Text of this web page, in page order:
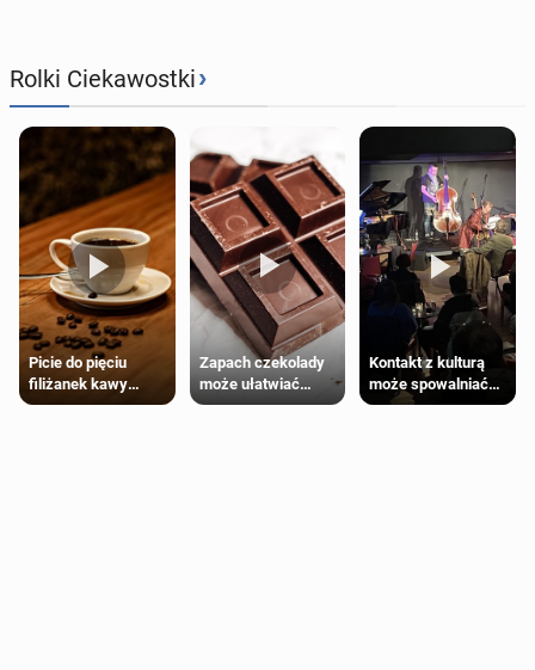
Rolki Ciekawostki›
Picie do pięciu
filiżanek kawy
dziennie jest
Zapach czekolady
może ułatwiać
trening siłowy
Kontakt z kulturą
może spowalniać
starzenie